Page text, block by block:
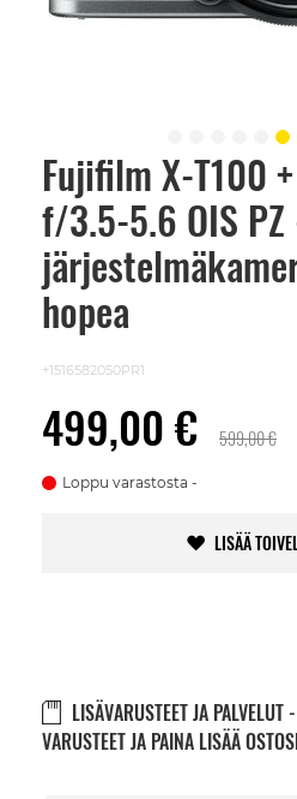
Fujifilm X-T100
f/3.5-5.6 OIS PZ
hopea
+1516582050PR1
499,00 € 599,00 €
Loppu varastosta
LISÄÄ
LISÄVARUSTEET JA
VARUSTEET JA PAINA LISÄÄ
Skip
beginning
images
gallery